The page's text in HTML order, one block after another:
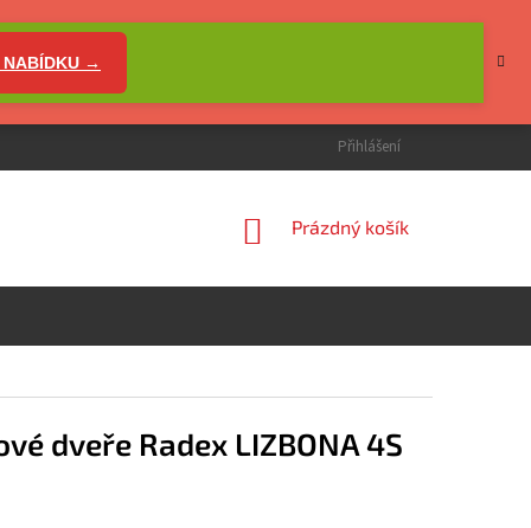
→
Přihlášení
NÁKUPNÍ
Prázdný košík
dveře Radex LIZBONA 4S